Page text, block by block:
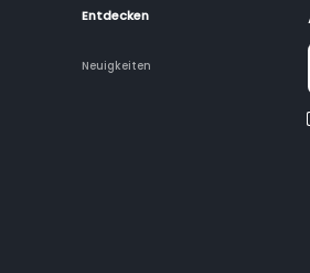
Entdecken
Neuigkeiten